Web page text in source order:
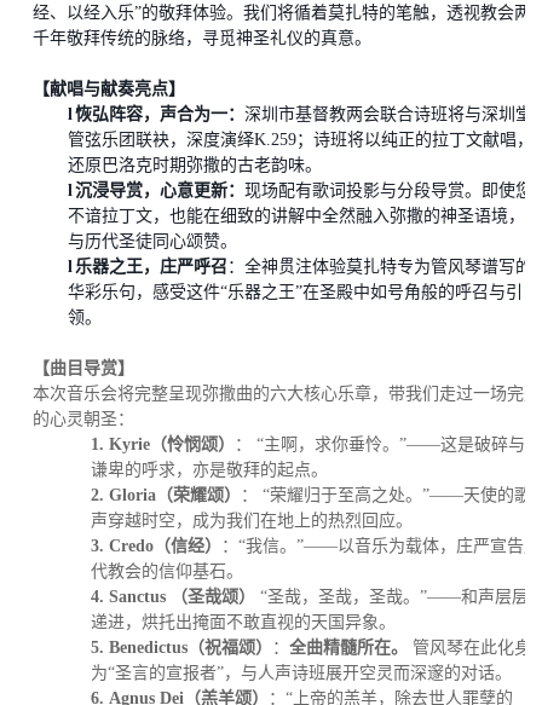
经、以经入乐”的敬拜体验。我们将循着莫扎特的笔触，透视教会两
千年敬拜传统的脉络，寻觅神圣礼仪的真意。
【献唱与献奏亮点】
l恢弘阵容，声合为一： 深圳市基督教两会联合诗班将与深圳堂
管弦乐团联袂，深度演绎K.259； 诗班将以纯正的拉丁文献唱，
还原巴洛克时期弥撒的古老韵味。
l沉浸导赏，心意更新： 现场配有歌词投影与分段导赏。即使您
不谙拉丁文，也能在细致的讲解中全然融入弥撒的神圣语境，
与历代圣徒同心颂赞。
l乐器之王，庄严呼召 ：全神贯注体验莫扎特专为管风琴谱写的
华彩乐句，感受这件“乐器之王”在圣殿中如号角般的呼召与引
领。
【曲目导赏】
本次音乐会将完整呈现弥撒曲的六大核心乐章，带我们走过一场完整
的心灵朝圣：
1. Kyrie（怜悯颂） ：
“主啊，求你垂怜。”——这是破碎与
谦卑的呼求，亦是敬拜的起点。
2. Gloria（荣耀颂） ：
“荣耀归于至高之处。”——天使的歌
声穿越时空，成为我们在地上的热烈回应。
3. Credo（信经） ： “我信。”——以音乐为载体，庄严宣告历
代教会的信仰基石。
4. Sanctus （圣哉颂）
“圣哉，圣哉，圣哉。”——和声层层
递进，烘托出掩面不敢直视的天国异象。
5. Benedictus（祝福颂） ： 全曲精髓所在。
管风琴在此化身
为“圣言的宣报者”，与人声诗班展开空灵而深邃的对话。
6. Agnus Dei（羔羊颂） ： “上帝的羔羊，除去世人罪孽的